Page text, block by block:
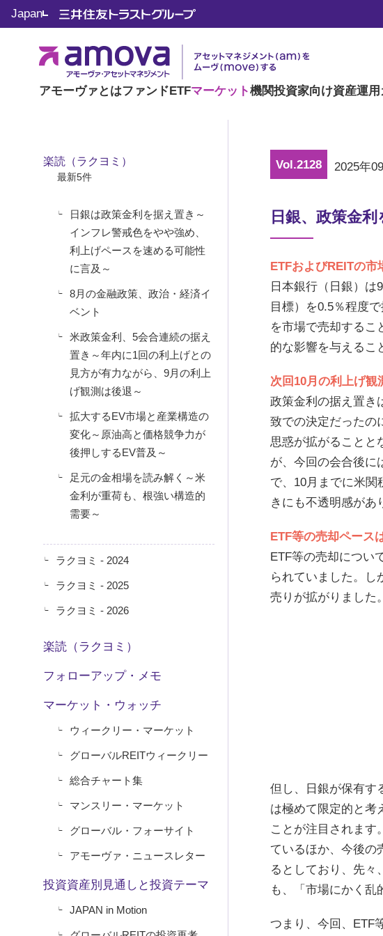
アモーヴァとはファンドETFマーケット機関投資家向け資産運用
Japan
マーケット情報
楽読（ラクヨミ）
楽読（ラクヨミ）
最新5件
日銀は政策金利を据え置き～
インフレ警戒色をやや強め、
利上げペースを速める可能性
に言及～
8月の金融政策、政治・経済イ
ベント
米政策金利、5会合連続の据え
置き～年内に1回の利上げとの
見方が有力ながら、9月の利上
げ観測は後退～
拡大するEV市場と産業構造の
変化～原油高と価格競争力が
後押しするEV普及～
足元の金相場を読み解く～米
金利が重荷も、根強い構造的
需要～
ラクヨミ - 2024
ラクヨミ - 2025
ラクヨミ - 2026
楽読（ラクヨミ）
フォローアップ・メモ
マーケット・ウォッチ
ウィークリー・マーケット
グローバルREITウィークリー
総合チャート集
マンスリー・マーケット
グローバル・フォーサイト
アモーヴァ・ニュースレター
投資資産別見通しと投資テーマ
JAPAN in Motion
Vol.2128 2025年
日銀、政策金
ETFおよびREITの市
日本銀行（日銀）
目標）を0.5％程度
を市場で売却するこ
的な影響を与えるこ
次回10月の利上げ観
政策金利の据え置き
致での決定だったの
思惑が拡がることと
が、今回の会合後に
で、10月までに米
きにも不透明感があ
ETF等の売却ペース
ETF等の売却につい
られていました。し
売りが拡がりました
但し、日銀が保有す
は極めて限定的と考
ことが注目されます
ているほか、今後の
るとしており、先々
も、「市場にかく乱
つまり、今回、ETF